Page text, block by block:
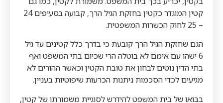
קטין המוגדר כקטין בחזקת הגיל הרך, קבועה בסעיפים 24
– 25 לחוק הכשרות המשפטית.
הגם שחזקת הגיל הרך קובעת כי בדרך כלל קטינים עד גיל
6 ישהו עם אימם לא בוטלה הרי שכיום בתי המשפט ואף
בתי הדין נוטים לבחון את טובת הקטין וכאשר ההורים לא
מגיעים לכדי הסכמות ניתנות הכרעות שיפוטיות בעניין.
בבואו של בית המשפט להידרש לסוגיית משמורתו של קטין,